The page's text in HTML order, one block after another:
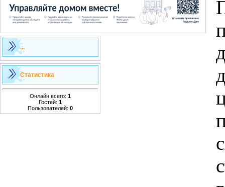
...
Статистика
Онлайн всего: 1
Гостей: 1
Пользователей: 0